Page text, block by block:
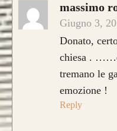
Caratteristica
modello sono le
Tasso, Osage o
massimo
Giugno 3,
Donato,
chiesa .
tremano le
emozione !
Reply